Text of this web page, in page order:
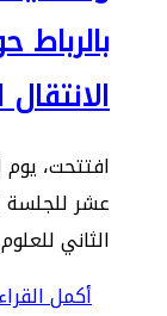
حول
للجلسة العامة
للعلوم
أكمل القراءة »